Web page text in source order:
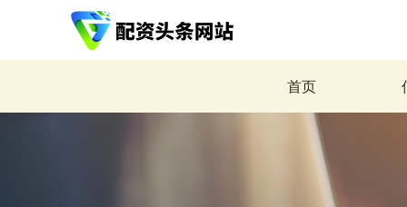
首页